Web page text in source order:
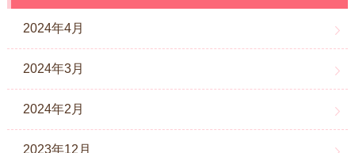
2024年4月
2024年3月
2024年2月
2023年12月